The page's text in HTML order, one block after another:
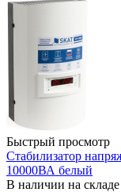
Быстрый просмотр
Стабилизатор
10000ВА белый
В наличии на